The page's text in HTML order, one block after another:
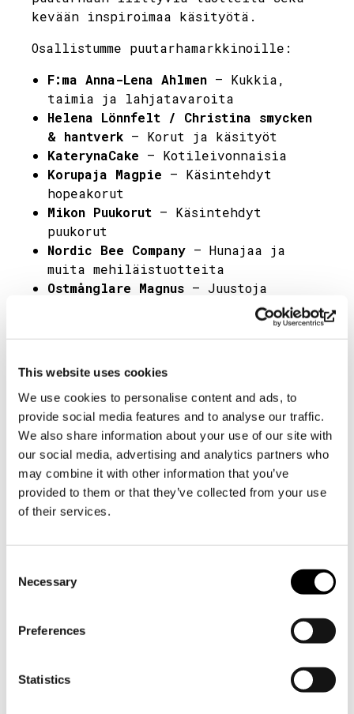
This website uses cookies
We use cookies to personalise content and ads, to
provide social media features and to analyse our traffic.
We also share information about your use of our site with
our social media, advertising and analytics partners who
may combine it with other information that you’ve
provided to them or that they’ve collected from your use
of their services.
Selection
Necessary
Preferences
Statistics
kevään inspiroimaa käsityötä.
Osallistumme puutarhamarkkinoille:
F:ma Anna-Lena Ahlmen – Kukkia,
taimia ja lahjatavaroita
Helena Lönnfelt / Christina smycken
& hantverk – Korut ja käsityöt
KaterynaCake – Kotileivonnaisia
Korupaja Magpie – Käsintehdyt
hopeakorut
Mikon Puukorut – Käsintehdyt
puukorut
Nordic Bee Company – Hunajaa ja
muita mehiläistuotteita
Ostmånglare Magnus – Juustoja
Käsityötuotteita kierrätetyistä
astioista
Söderlångvikin kartano
Hedelmäpuita, marjapensaita,
perennoja ja kesäkukkia
Ullekas – Käsintehdyt
heijastineläimet, laukut ja
villatuotteet
Paavuoren tila– Mansikat ja
perunat
Annika Baarman-Sundblom
Lillhems Hantverk
Nyhems Trädgård
– Vihannestaimet ja